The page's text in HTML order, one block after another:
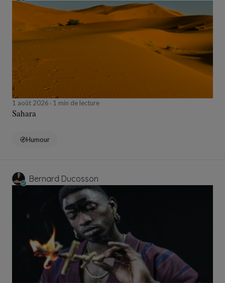
1 août 2026 1 min de lecture
Sahara
Humour
Bernard Ducosson